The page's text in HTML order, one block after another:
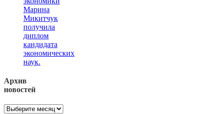
Марина
Микитчук
получила
диплом
кандидата
экономических
наук.
Архив
новостей
Архив